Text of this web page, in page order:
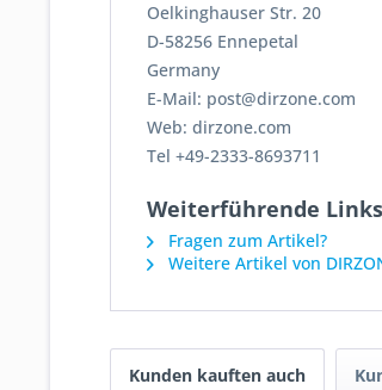
Oelkinghauser Str. 20
D-58256 Ennepetal
Germany
E-Mail: post@dirzone.com
Web: dirzone.com
Tel +49-2333-8693711
Weiterführende
Fragen zum Artikel?
Weitere Artikel von
Kunden kauften auch